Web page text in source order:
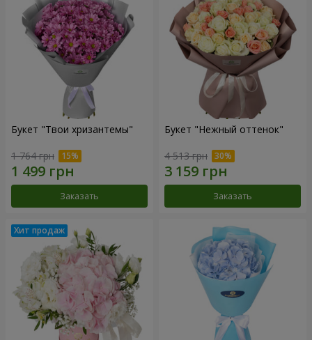
Букет "Твои хризантемы"
1 764 грн
Заказать
Букет "Нежный оттенок"
4 513 грн
Заказать